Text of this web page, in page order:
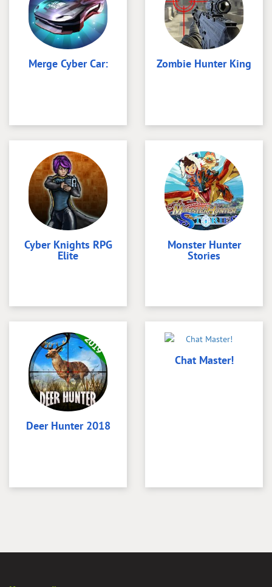
Merge Cyber Car: Zombie Hunter King
Cyber Knights RPG
Elite
Monster Hunter
Stories
Deer Hunter 2018
Chat Master!